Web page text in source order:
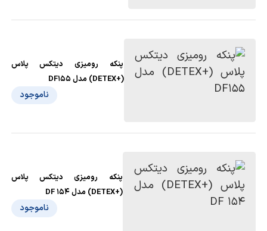
پنکه رومیزی دیتکس پلاس
(+DETEX) مدل DF155
ناموجود
پنکه رومیزی دیتکس پلاس
(+DETEX) مدل DF 154
ناموجود